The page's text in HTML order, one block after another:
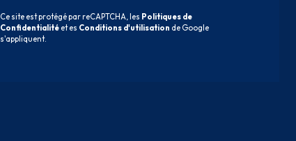
Ce site est protégé par reCAPTCHA, les Politiques de
Confidentialitéet es Conditions d'utilisation de Google
s'appliquent.